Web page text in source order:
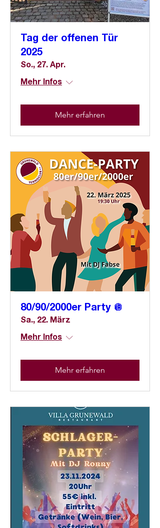
Tag der offenen Tür
2025
So., 27. Apr.
Mehr Infos
Mehr erfahren
80/90/2000er Party 🪩
Sa., 22. März
Mehr Infos
Mehr erfahren